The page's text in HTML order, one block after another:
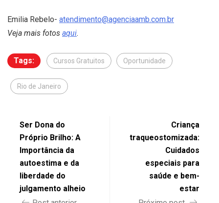
Emilia Rebelo- atendimento@agenciaamb.com.br
Veja mais fotos aqui.
Tags: Cursos Gratuitos Oportunidade
Rio de Janeiro
Ser Dona do
Próprio Brilho: A
Importância da
autoestima e da
liberdade do
julgamento alheio
Criança
traqueostomizada:
Cuidados
especiais para
saúde e bem-
estar